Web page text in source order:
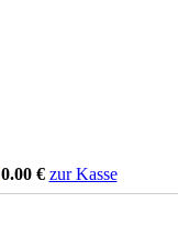
0.00€ zur Kasse